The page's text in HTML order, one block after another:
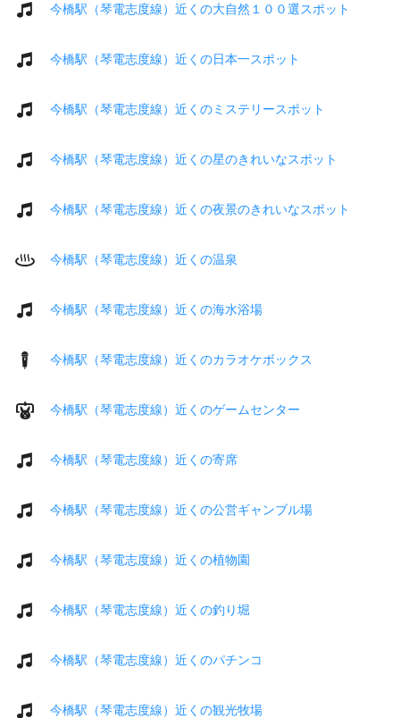
今橋駅（琴電志度線）近くの大自然１００選スポット
今橋駅（琴電志度線）近くの日本一スポット
今橋駅（琴電志度線）近くのミステリースポット
今橋駅（琴電志度線）近くの星のきれいなスポット
今橋駅（琴電志度線）近くの夜景のきれいなスポット
今橋駅（琴電志度線）近くの温泉
今橋駅（琴電志度線）近くの海水浴場
今橋駅（琴電志度線）近くのカラオケボックス
今橋駅（琴電志度線）近くのゲームセンター
今橋駅（琴電志度線）近くの寄席
今橋駅（琴電志度線）近くの公営ギャンブル場
今橋駅（琴電志度線）近くの植物園
今橋駅（琴電志度線）近くの釣り堀
今橋駅（琴電志度線）近くのパチンコ
今橋駅（琴電志度線）近くの観光牧場